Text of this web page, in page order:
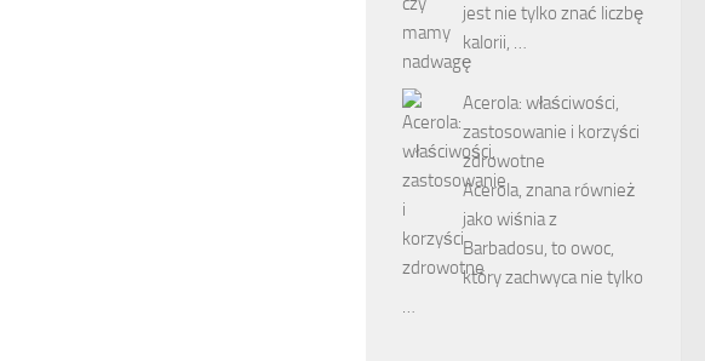
jest nie tylko znać liczbę
kalorii, …
Acerola: właściwości,
zastosowanie i korzyści
zdrowotne
Acerola, znana również
jako wiśnia z
Barbadosu, to owoc,
który zachwyca nie tylko
…